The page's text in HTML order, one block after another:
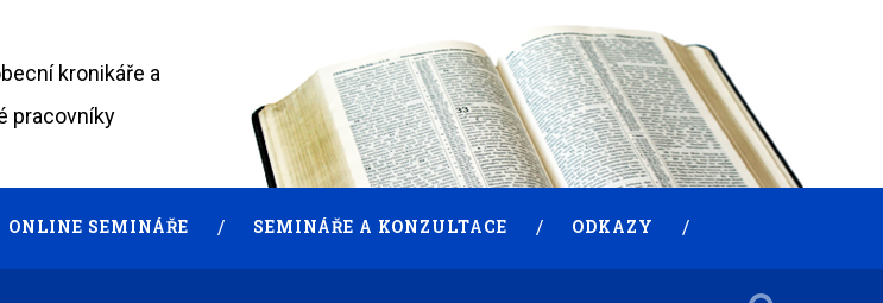
kronikáře a
pracovníky
ONLINE SEMINÁŘE SEMINÁŘE A KONZULTACE ODKAZY